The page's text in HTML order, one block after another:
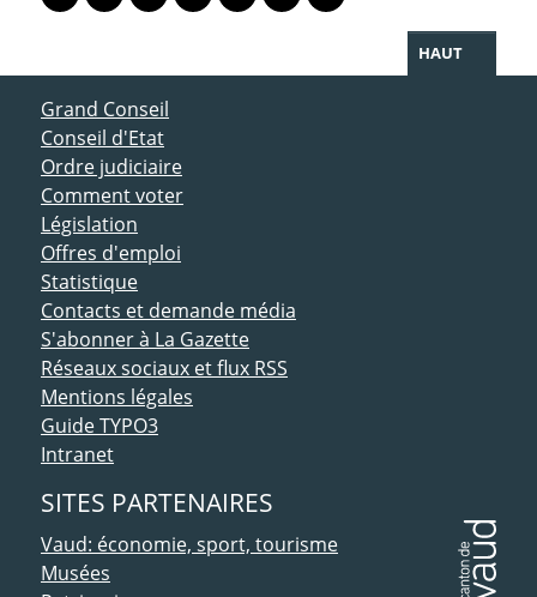
HAUT
ACCÈS DIRECT
Grand Conseil
Conseil d'Etat
Ordre judiciaire
Comment voter
Législation
Offres d'emploi
Statistique
Contacts et demande média
S'abonner à La Gazette
Réseaux sociaux et flux RSS
Mentions légales
Guide TYPO3
Intranet
SITES PARTENAIRES
Vaud: économie, sport, tourisme
Musées